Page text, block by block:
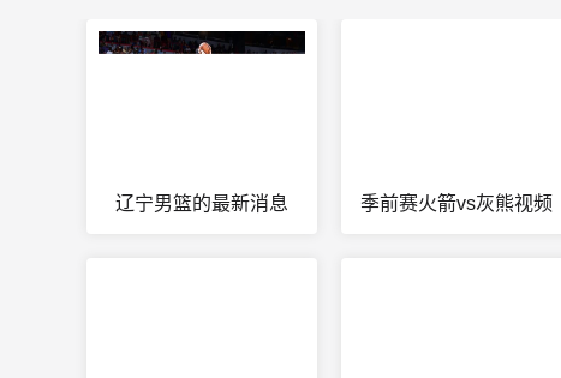
辽宁男篮的最新消息 季前赛火箭vs灰熊视频